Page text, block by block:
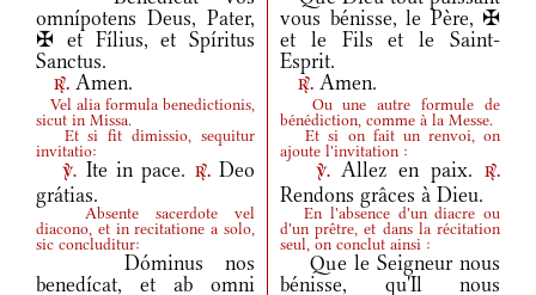
omnípotens Deus, Pater,
✠ et Fílius, et Spíritus
Sanctus.
vous bénisse, le Père, ✠
et le Fils et le Saint-
Esprit.
r. Amen. r. Amen.
Vel alia formula benedictionis,
sicut in Missa.
Ou une autre formule de
bénédiction, comme à la Messe.
Et si fit dimissio, sequitur
invitatio:
Et si on fait un renvoi, on
ajoute l'invitation :
v. Ite in pace. r.Deo
grátias.
v.Allez en paix.r.
Rendons grâces à Dieu.
Absente sacerdote vel
diacono, et in recitatione a solo,
sic concluditur:
En l'absence d'un diacre ou
d'un prêtre, et dans la récitation
seul, on conclut ainsi :
Dóminus nos
benedícat, et ab omni
Que le Seigneur nous
bénisse, qu'Il nous